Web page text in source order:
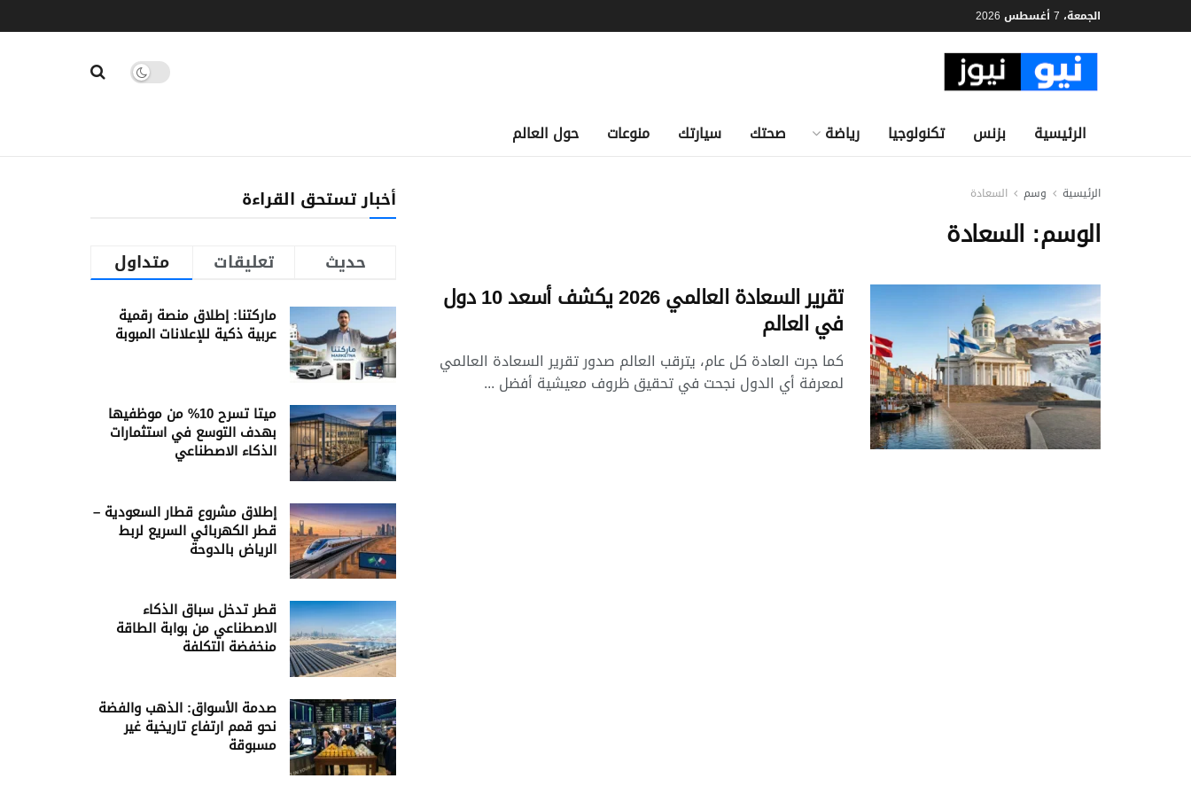
الجمعة، 7 أغسطس 2026
الرئيسية بزنس تكنولوجيا رياضة صحتك سيارتك منوعات حول العالم
الرئيسية وسم السعادة
الوسم: السعادة
تقرير السعادة العالمي 2026 يكشف أسعد 10 دول
في العالم
كما جرت العادة كل عام، يترقب العالم صدور تقرير السعادة العالمي
لمعرفة أي الدول نجحت في تحقيق ظروف معيشية أفضل ...
أخبار تستحق القراءة
متداول تعليقات حديث
ماركتنا: إطلاق منصة رقمية
عربية ذكية للإعلانات المبوبة
ميتا تسرح 10% من موظفيها
بهدف التوسع في استثمارات
الذكاء الاصطناعي
إطلاق مشروع قطار السعودية –
قطر الكهربائي السريع لربط
الرياض بالدوحة
قطر تدخل سباق الذكاء
الاصطناعي من بوابة الطاقة
منخفضة التكلفة
صدمة الأسواق: الذهب والفضة
نحو قمم ارتفاع تاريخية غير
مسبوقة